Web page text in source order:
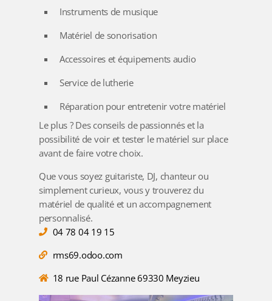
Instruments de musique
Matériel de sonorisation
Accessoires et équipements audio
Service de lutherie
Réparation pour entretenir votre matériel
Le plus ? Des conseils de passionnés et la
possibilité de voir et tester le matériel sur place
avant de faire votre choix.
Que vous soyez guitariste, DJ, chanteur ou
simplement curieux, vous y trouverez du
matériel de qualité et un accompagnement
personnalisé.
04 78 04 19 15
rms69.odoo.com
18 rue Paul Cézanne 69330 Meyzieu